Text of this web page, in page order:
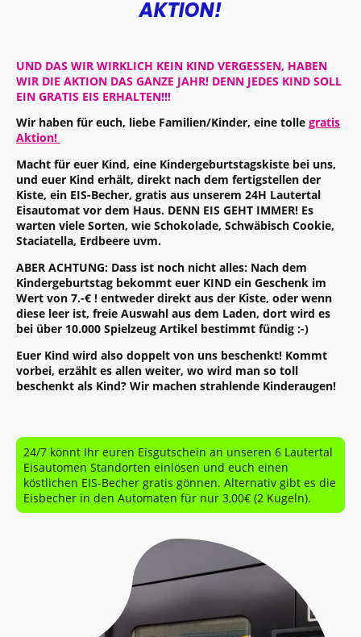
AKTION!
UND DAS WIR WIRKLICH KEIN KIND VERGESSEN, HABEN
WIR DIE AKTION DAS GANZE JAHR! DENN JEDES KIND SOLL
EIN GRATIS EIS ERHALTEN!!!
Wir haben für euch, liebe Familien/Kinder, eine tolle gratis
Aktion!
Macht für euer Kind, eine Kindergeburtstagskiste bei uns,
und euer Kind erhält, direkt nach dem fertigstellen der
Kiste, ein EIS-Becher, gratis aus unserem 24H Lautertal
Eisautomat vor dem Haus. DENN EIS GEHT IMMER! Es
warten viele Sorten, wie Schokolade, Schwäbisch Cookie,
Staciatella, Erdbeere uvm.
ABER ACHTUNG: Dass ist noch nicht alles: Nach dem
Kindergeburtstag bekommt euer KIND ein Geschenk im
Wert von 7.-€ ! entweder direkt aus der Kiste, oder wenn
diese leer ist, freie Auswahl aus dem Laden, dort wird es
bei über 10.000 Spielzeug Artikel bestimmt fündig :-)
Euer Kind wird also doppelt von uns beschenkt! Kommt
vorbei, erzählt es allen weiter, wo wird man so toll
beschenkt als Kind? Wir machen strahlende Kinderaugen!
24/7 könnt Ihr euren Eisgutschein an unseren 6 Lautertal
Eisautomen Standorten einlösen und euch einen
köstlichen EIS-Becher gratis gönnen. Alternativ gibt es die
Eisbecher in den Automaten für nur 3,00€ (2 Kugeln).